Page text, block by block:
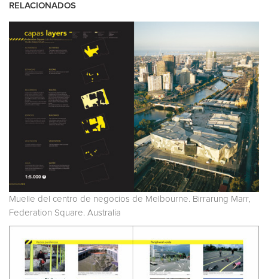
RELACIONADOS
Muelle del centro de negocios de Melbourne. Birrarung Marr,
Federation Square. Australia